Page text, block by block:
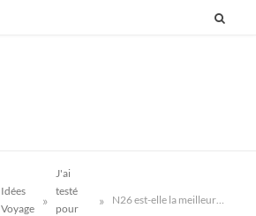
Idées
Voyage
»
J'ai
testé
pour
» N26 est-elle la meilleure banque pour les voyageurs en 2026 ?